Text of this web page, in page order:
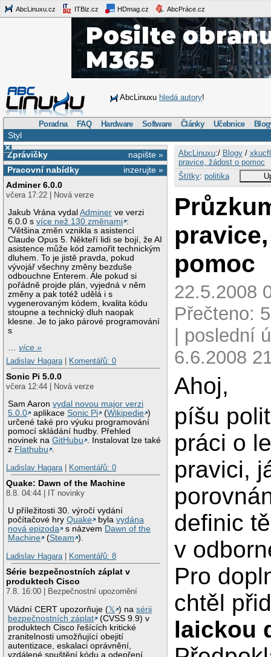
AbcLinuxu.cz ITBiz.cz HDmag.cz AbcPráce.cz
AbcLinuxu hledá autory!
Poradna FAQ Hardware Software Články Učebnice
Styl
×
napište »
Zprávičky
inzerujte »
Pracovní nabídky
Adminer 6.0.0
včera 17:22 | Nová verze
Jakub Vrána vydalAdminer ve verzi
6.0.0 svíce než 130 změnami :
"Většina změn vznikla s asistencí
Claude Opus 5. Někteří lidi se bojí, že AI
asistence může kód zamořit technickým
dluhem. To je jistě pravda, pokud
vývojář všechny změny bezduše
odbouchne Enterem. Ale pokud si
pořádně projde plán, vyjedná v něm
změny a pak totéž udělá i s
vygenerovaným kódem, kvalita kódu
stoupne a technický dluh naopak
klesne. Je to jako párové programování
s
…více »
Ladislav Hagara
Komentářů: 0
Sonic Pi 5.0.0
včera 12:44 | Nová verze
Sam Aaronvydal novou major verzi
5.0.0
aplikaceSonic Pi (Wikipedie )
určené také pro výuku programování
pomocí skládání hudby. Přehled
novinek naGitHubu . Instalovat lze také
z Flathubu .
Ladislav Hagara
Komentářů: 0
Quake: Dawn of the Machine
8.8. 04:44 | IT novinky
U příležitosti 30. výročí vydání
počítačové hryQuake bylavydána
nová epizoda
s názvem Dawn of the
Machine
(Steam ).
Ladislav Hagara
Komentářů: 8
Série bezpečnostních záplat v
produktech Cisco
7.8. 16:00 | Bezpečnostní upozornění
Vládní CERT upozorňuje (𝕏 ) nasérii
bezpečnostních záplat
(CVSS 9.9) v
produktech Cisco řešících kritické
zranitelnosti umožňující obejití
autentizace, eskalaci oprávnění,
vzdálené spuštění kódu a odepření
AbcLinuxu:/ Blogy/
pravice, žádost o pomoc
Štítky: politika
pomoc
22.5.2008
Přečteno:
| poslední
6.6.2008
Ahoj,
píšu
práci o
pravici,
definic
v
Pro
chtěl
laickou